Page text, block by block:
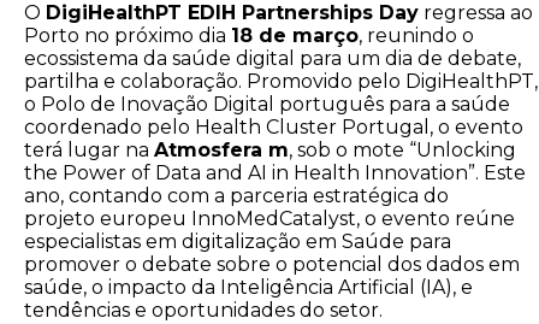
O DigiHealthPT EDIH Partnerships Day regressa ao
Porto no próximo dia 18 de março, reunindo o
ecossistema da saúde digital para um dia de debate,
partilha e colaboração. Promovido pelo DigiHealthPT,
o Polo de Inovação Digital português para a saúde
coordenado pelo Health Cluster Portugal, o evento
terá lugar na Atmosfera m, sob o mote “Unlocking
the Power of Data and AI in Health Innovation”. Este
ano, contando com a parceria estratégica do
projeto europeu InnoMedCatalyst, o evento reúne
especialistas em digitalização em Saúde para
promover o debate sobre o potencial dos dados em
saúde, o impacto da Inteligência Artificial (IA), e
tendências e oportunidades do setor.